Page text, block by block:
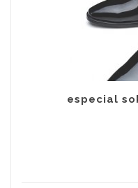
especial